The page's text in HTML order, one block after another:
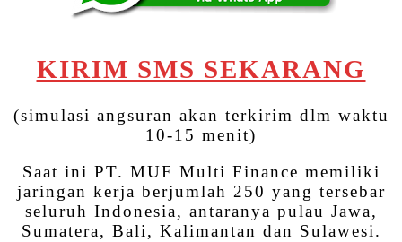
KIRIM SMS SEKARANG
(simulasi angsuran akan terkirim dlm waktu
10-15 menit)
Saat ini PT. MUF Multi Finance memiliki
jaringan kerja berjumlah 250 yang tersebar
seluruh Indonesia, antaranya pulau Jawa,
Sumatera, Bali, Kalimantan dan Sulawesi.